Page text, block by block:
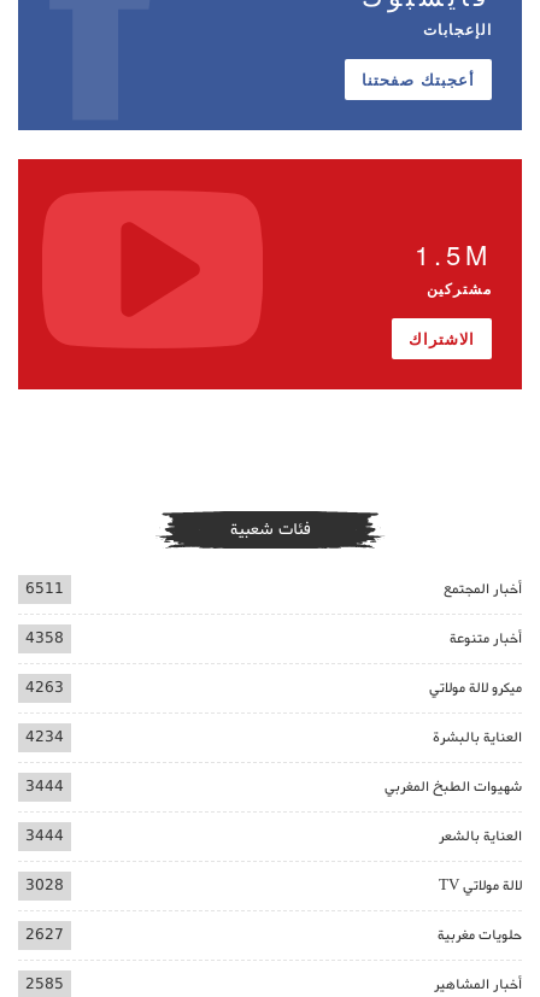
الإعجابات
أعجبتك صفحتنا
1.5M
مشتركين
الاشتراك
فئات شعبية
أخبار المجتمع 6511
أخبار متنوعة 4358
ميكرو لالة مولاتي 4263
العناية بالبشرة 4234
شهيوات الطبخ المغربي 3444
العناية بالشعر 3444
لالة مولاتي TV 3028
حلويات مغربية 2627
أخبار المشاهير 2585